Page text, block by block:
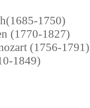
1750)
(1770-1827)
(1756-1791)
1849)